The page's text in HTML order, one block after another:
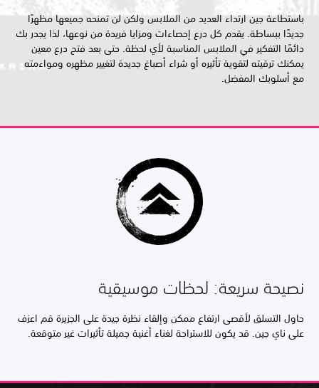
باستطاعة جين ارتداء العديد من الملابس ولكن لن تمنحه جميعها مظهرًا
جديدًا ببساطة. يقدم كل درع إحصاءات ومزايا فريدة من نوعها، لذا يجدر بك
دائمًا التفكير في الملابس المناسبة لأي لحظة. حتى بعد فتح درع معين
يمكنك ترقيته لتقوية تأثيره أو شراء أصباغ جديدة لتغيير مظهره ومواءمته
مع أسلوبك المفضل.
نصيحة سريعة: لحظات موسيقية
حاول التسلق لأقصى ارتفاع ممكن وإلقاء نظرة جيدة على الجزيرة قم اعزف
على ناي جين. قد يكون للاستراحة لغناء أغنية جميلة تأثيرات غير متوقعة.